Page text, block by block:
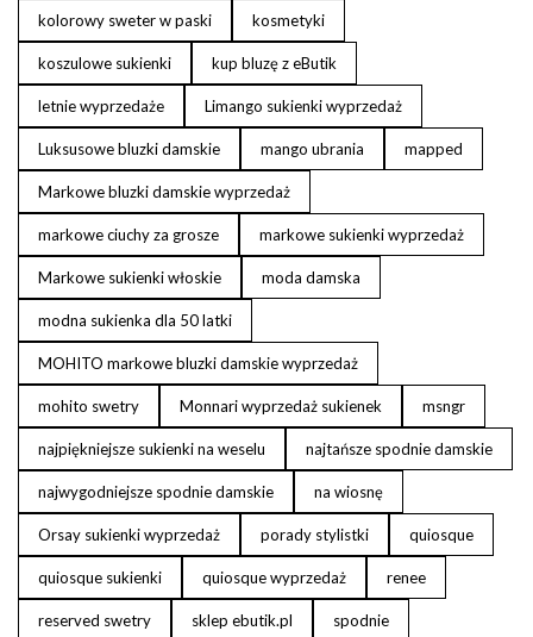
kolorowy sweter w paski kosmetyki
koszulowe sukienki kup bluzę z eButik
letnie wyprzedaże Limango sukienki wyprzedaż
Luksusowe bluzki damskie mango ubrania mapped
Markowe bluzki damskie wyprzedaż
markowe ciuchy za grosze markowe sukienki wyprzedaż
Markowe sukienki włoskie moda damska
modna sukienka dla 50 latki
MOHITO markowe bluzki damskie wyprzedaż
mohito swetry Monnari wyprzedaż sukienek msngr
najpiękniejsze sukienki na weselu najtańsze spodnie damskie
najwygodniejsze spodnie damskie na wiosnę
Orsay sukienki wyprzedaż porady stylistki quiosque
quiosque sukienki quiosque wyprzedaż renee
reserved swetry sklep ebutik.pl spodnie